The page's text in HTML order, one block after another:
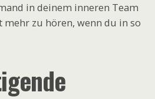
in deinem inneren Team
mehr zu hören, wenn du in so